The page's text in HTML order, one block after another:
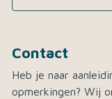
Contact
Heb je naar
opmerkingen? Wij